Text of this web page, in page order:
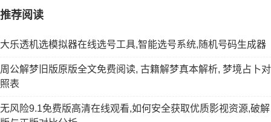
推荐阅读
大乐透机选模拟器在线选号工具,智能选号系统,随机号码生成器
周公解梦旧版原版全文免费阅读, 古籍解梦真本解析, 梦境占卜对
照表
无风险9.1免费版高清在线观看,如何安全获取优质影视资源,破解